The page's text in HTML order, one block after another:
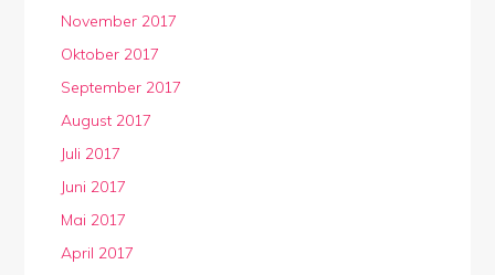
November 2017
Oktober 2017
September 2017
August 2017
Juli 2017
Juni 2017
Mai 2017
April 2017